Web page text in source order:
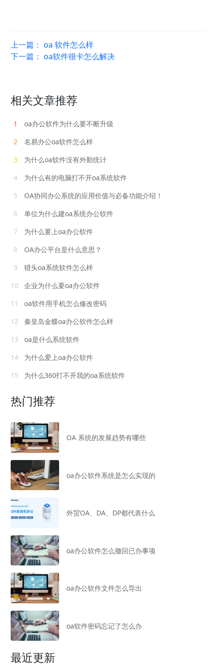
上一篇：oa 软件怎么样
下一篇：oa软件很卡怎么解决
相关文章推荐
1
oa办公软件为什么要不断升级
2
名易办公oa软件怎么样
3
为什么oa软件没有外勤统计
4
为什么有的电脑打不开oa系统软件
5
OA协同办公系统的应用价值与必备功能介绍！
6
单位为什么建oa系统办公软件
7
为什么要上oa办公软件
8
OA办公平台是什么意思？
9
猎头oa系统软件怎么样
10
企业为什么要oa办公软件
11
oa软件用手机怎么修改密码
12
秦皇岛金蝶oa办公软件怎么样
13
oa是什么系统软件
14
为什么爱上oa办公软件
15
为什么360打不开我的oa系统软件
热门推荐
OA 系统的发展趋势有哪些
oa办公软件系统是怎么实现的
外贸OA、DA、DP都代表什么
oa办公软件怎么撤回已办事项
oa办公软件文件怎么导出
oa软件密码忘记了怎么办
最近更新